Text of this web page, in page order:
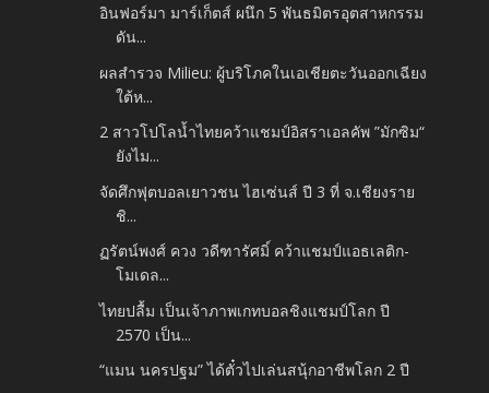
อินฟอร์มา มาร์เก็ตส์ ผนึก 5 พันธมิตรอุตสาหกรรม
ดัน...
ผลสำรวจ Milieu: ผู้บริโภคในเอเชียตะวันออกเฉียง
ใต้ห...
2 สาวโปโลน้ำไทยคว้าแชมป์อิสราเอลคัพ ”มักซิม“
ยังไม...
จัดศึกฟุตบอลเยาวชน ไฮเซ่นส์ ปี 3 ที่ จ.เชียงราย
ชิ...
ฏรัตน์พงศ์ ควง วดีฑารัศมิ์ คว้าแชมป์แอธเลติก-
โมเดล...
ไทยปลื้ม เป็นเจ้าภาพเกทบอลชิงแชมป์โลก ปี
2570 เป็น...
“แมน นครปฐม” ได้ตั๋วไปเล่นสนุ้กอาชีพโลก 2 ปี